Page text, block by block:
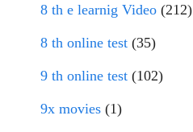
8 th e learnig Video (212)
8 th online test (35)
9 th online test (102)
9x movies (1)